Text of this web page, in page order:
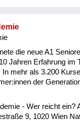
der Inputs
- Kontrolle der
die neue A1
Jahren Erfahrung im
mehr als 3.200
der
- Wer reicht ein?
9, 1020 Wien